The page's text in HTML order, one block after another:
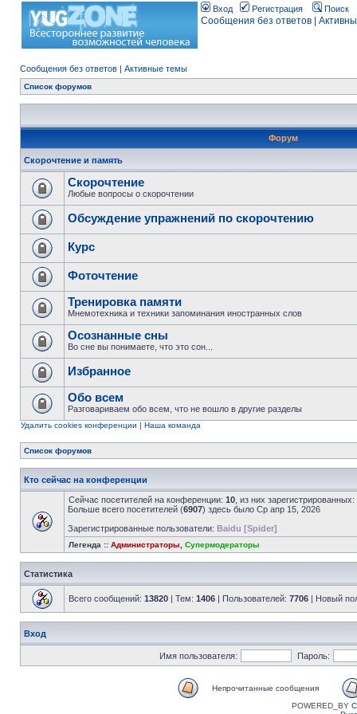
Вход Регистрация Поиск
Сообщения без ответов
Сообщения без ответов | Активные темы
Список форумов
Форум
Скорочтение и память
Скорочтение
Любые вопросы о скорочтении
Обсуждение упражнений по скорочтению
Курс
Фоточтение
Тренировка памяти
Мнемотехника и техники запоминания иностранных слов
Осознанные сны
Во сне вы понимаете, что это сон...
Избранное
Обо всем
Разговариваем обо всем, что не вошло в другие разделы
Удалить cookies конференции | Наша команда
Список форумов
Кто сейчас на конференции
Сейчас посетителей на конференции: 10 , из них
Больше всего посетителей (6907) здесь было Ср апр 15, 2026
Зарегистрированные пользователи: Baidu [Spider]
Легенда :: Администраторы Супермодераторы
Статистика
Всего сообщений: 13820 | Тем: 1406 | Пользователей: 7706 | Новый
Вход
Имя пользователя: Пароль:
Непрочитанные сообщения
POWERED_BY